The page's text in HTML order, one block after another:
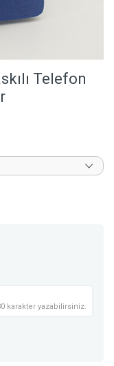
Telefon
karakter yazabilirsiniz.